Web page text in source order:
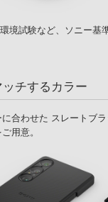
境試験など、
ソニー基
チするカラー
合わせた スレートブ
用意。